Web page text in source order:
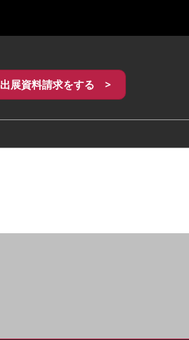
出展資料請求をする >